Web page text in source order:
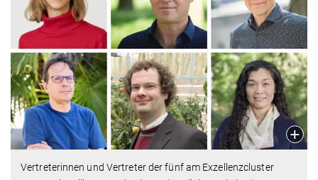
Vertreterinnen und Vertreter der fünf am Exzellenzcluster